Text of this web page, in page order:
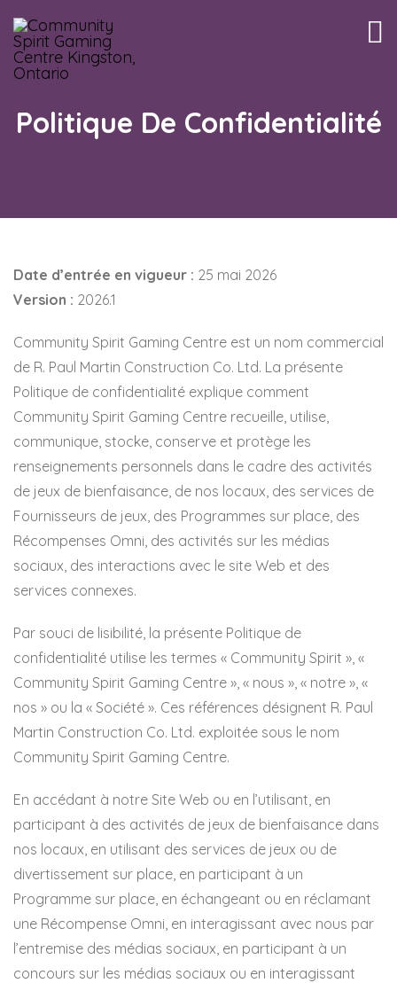
Politique De Confidentialité
Date d’entrée en vigueur : 25 mai 2026
Version : 2026.1
Community Spirit Gaming Centre est un nom commercial
de R. Paul Martin Construction Co. Ltd. La présente
Politique de confidentialité explique comment
Community Spirit Gaming Centre recueille, utilise,
communique, stocke, conserve et protège les
renseignements personnels dans le cadre des activités
de jeux de bienfaisance, de nos locaux, des services de
Fournisseurs de jeux, des Programmes sur place, des
Récompenses Omni, des activités sur les médias
sociaux, des interactions avec le site Web et des
services connexes.
Par souci de lisibilité, la présente Politique de
confidentialité utilise les termes « Community Spirit », «
Community Spirit Gaming Centre », « nous », « notre », «
nos » ou la « Société ». Ces références désignent R. Paul
Martin Construction Co. Ltd. exploitée sous le nom
Community Spirit Gaming Centre.
En accédant à notre Site Web ou en l’utilisant, en
participant à des activités de jeux de bienfaisance dans
nos locaux, en utilisant des services de jeux ou de
divertissement sur place, en participant à un
Programme sur place, en échangeant ou en réclamant
une Récompense Omni, en interagissant avec nous par
l’entremise des médias sociaux, en participant à un
concours sur les médias sociaux ou en interagissant